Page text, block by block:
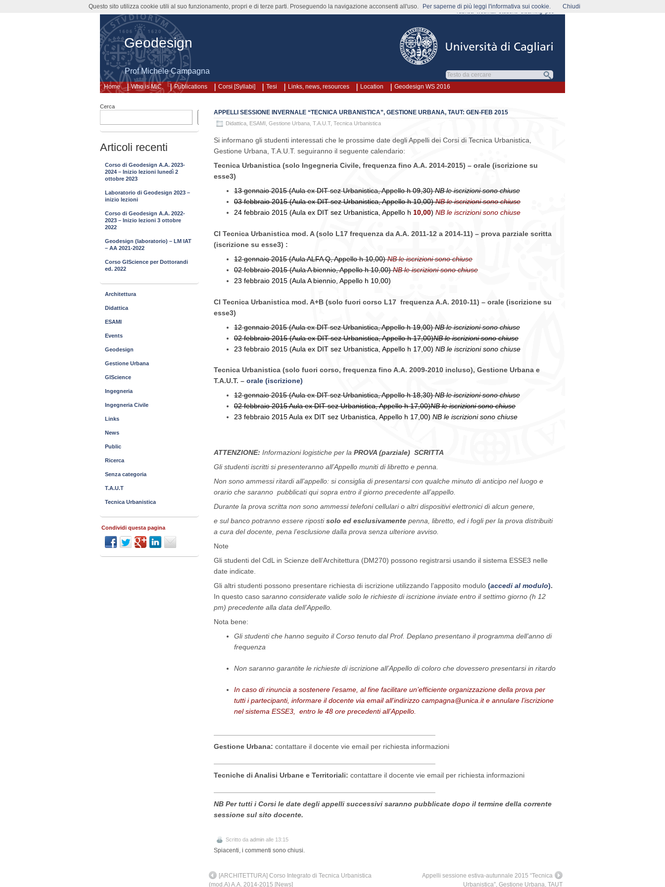
Geodesign
Prof Michele Campagna
Home
rubrica webmail
Who is MiC. Publications Corsi [Syllabi] Tesi Links, news, resources Location Geodesign WS 2016
APPELLI SESSIONE INVERNALE “TECNICA URBANISTICA”, GESTIONE URBANA, TAUT: GEN-FEB 2015
Didattica ESAMI Gestione Urbana T.A.U.T, Tecnica Urbanistica
Si informano gli studenti interessati che le prossime date degli Appelli dei Corsi di Tecnica Urbanistica,
Gestione Urbana, T.A.U.T. seguiranno il seguente calendario:
Tecnica Urbanistica (solo Ingegneria Civile, frequenza fino A.A. 2014-2015) – orale (iscrizione su
esse3)
13 gennaio 2015 (Aula ex DIT sez Urbanistica, Appello h 09,30)NB le iscrizioni sono chiuse
03 febbraio 2015 (Aula ex DIT sez Urbanistica, Appello h10,00)NB le iscrizioni sono chiuse
24 febbraio 2015 (Aula ex DIT sez Urbanistica, Appello h 10,00) NB le iscrizioni sono chiuse
CI Tecnica Urbanistica mod. A (solo L17 frequenza da A.A. 2011-12 a 2014-11) – prova parziale scritta
(iscrizione su esse3) :
12 gennaio 2015 (Aula ALFA Q, Appello h 10,00)NB le iscrizioni sono chiuse
02 febbraio 2015 (Aula A biennio, Appello h 10,00)NB le iscrizioni sono chiuse
23 febbraio 2015 (Aula A biennio, Appello h 10,00)
CI Tecnica Urbanistica mod. A+B (solo fuori corso L17 frequenza A.A. 2010-11) – orale (iscrizione su
esse3)
12 gennaio 2015 (Aula ex DIT sez Urbanistica, Appello h 19,00)NB le iscrizioni sono chiuse
02 febbraio 2015 (Aula ex DIT sez Urbanistica, Appello h 17,00)NB le iscrizioni sono chiuse
23 febbraio 2015 (Aula ex DIT sez Urbanistica, Appello h 17,00) NB le iscrizioni sono chiuse
Tecnica Urbanistica (solo fuori corso, frequenza fino A.A. 2009-2010 incluso), Gestione Urbana e
T.A.U.T. – orale (iscrizione)
12 gennaio 2015 (Aula ex DIT sez Urbanistica, Appello h 18,30)NB le iscrizioni sono chiuse
02 febbraio 2015 Aula ex DIT sez Urbanistica, Appello h 17,00)NB le iscrizioni sono chiuse
23 febbraio 2015Aula ex DIT sez Urbanistica, Appello h 17,00) NB le iscrizioni sono chiuse
ATTENZIONE: Informazioni logistiche per la PROVA (parziale) SCRITTA
Gli studenti iscritti si presenteranno all’Appello muniti di libretto e penna.
Non sono ammessi ritardi all’appello: si consiglia di presentarsicon qualche minuto di anticipo nel luogo e
orario che saranno pubblicati qui sopra entro il giorno precedente all’appello.
Durante la prova scritta non sono ammessi telefoni cellulari o altri dispositivi elettronici di alcun genere,
e sul banco potranno essere ripostisolo ed esclusivamente penna, libretto, ed i fogli per la prova distribuiti
a cura del docente, pena l’esclusione dalla prova senza ulteriore avviso.
Note
Gli studenti del CdL in Scienze dell’Architettura (DM270) possono registrarsi usando il sistema ESSE3 nelle
date indicate.
Gli altri studenti possono presentare richiesta di iscrizione utilizzando l’apposito modulo (accedi al modulo).
In questo caso saranno considerate valide solo le richieste di iscrizione inviate entro il settimo giorno (h 12
pm) precedente alla data dell’Appello.
Nota bene:
Gli studenti che hanno seguito il Corso tenuto dal Prof. Deplano presentano il programma dell’anno di
frequenza
Non saranno garantite le richieste di iscrizione all’Appello di coloro che dovessero presentarsi in ritardo
In caso di rinuncia a sostenere l’esame, al fine facilitare un’efficiente organizzazione della prova per
tutti i partecipanti, informare il docente via email all’indirizzo campagna@unica.it e annulare l’iscrizione
nel sistema ESSE3, entro le 48 ore precedenti all’Appello.
Gestione Urbana: contattare il docente vie email per richiesta informazioni
Tecniche di Analisi Urbane e Territoriali: contattare il docente vie email per richiesta informazioni
NB Per tutti i Corsi le date degli appelli successivi saranno pubblicate dopo il termine della corrente
sessione sul sito docente.
Scritto da admin alle 13:15
Spiacenti, i commenti sono chiusi.
[ARCHITETTURA] Corso Integrato di Tecnica Urbanistica
(mod.A) A.A. 2014-2015 [News]
Appelli sessione estiva-autunnale 2015 “Tecnica
Urbanistica”, Gestione Urbana, TAUT
Cerca
Cerca
Articoli recenti
Corso di Geodesign A.A. 2023-
2024 – Inizio lezioni lunedì 2
ottobre 2023
Laboratorio di Geodesign 2023 –
inizio lezioni
Corso di Geodesign A.A. 2022-
2023 – Inizio lezioni 3 ottobre
2022
Geodesign (laboratorio) – LM IAT
– AA 2021-2022
Corso GIScience per Dottorandi
ed. 2022
Architettura
Didattica
ESAMI
Events
Geodesign
Gestione Urbana
GIScience
Ingegneria
Ingegneria Civile
Links
News
Public
Ricerca
Senza categoria
T.A.U.T
Tecnica Urbanistica
Condividi questa pagina
Questo sito utilizza cookie utili al suo funzionamento, propri e di terze parti. Proseguendo la navigazione acconsenti all'uso. Per saperne di più leggi l'informativa sui cookie. Chiudi